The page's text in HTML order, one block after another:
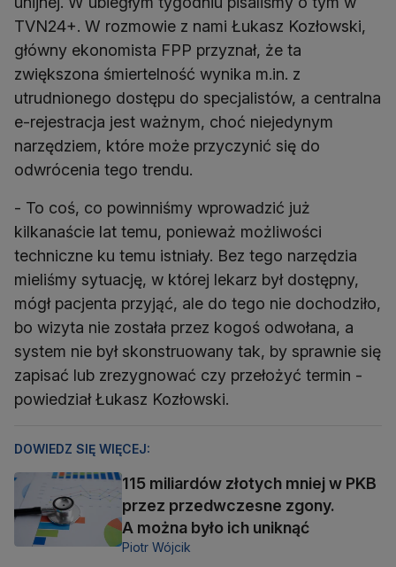
TVN24+. W rozmowie z nami Łukasz Kozłowski,
główny ekonomista FPP przyznał, że ta
zwiększona śmiertelność wynika m.in. z
utrudnionego dostępu do specjalistów, a centralna
e-rejestracja jest ważnym, choć niejedynym
narzędziem, które może przyczynić się do
odwrócenia tego trendu.
- To coś, co powinniśmy wprowadzić już
kilkanaście lat temu, ponieważ możliwości
techniczne ku temu istniały. Bez tego narzędzia
mieliśmy sytuację, w której lekarz był dostępny,
mógł pacjenta przyjąć, ale do tego nie dochodziło,
bo wizyta nie została przez kogoś odwołana, a
system nie był skonstruowany tak, by sprawnie się
zapisać lub zrezygnować czy przełożyć termin -
powiedział Łukasz Kozłowski.
DOWIEDZ SIĘ WIĘCEJ:
115 miliardów złotych mniej w PKB
przez przedwczesne zgony.
A można było ich uniknąć
Piotr Wójcik